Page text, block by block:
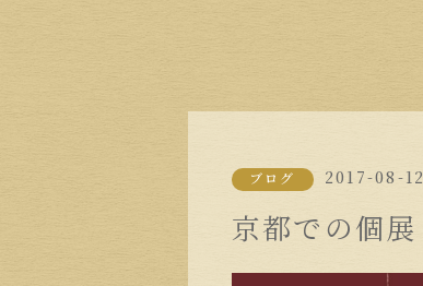
ブログ 2017-08-12
京都での個展